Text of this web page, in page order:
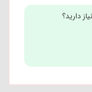
دارید؟